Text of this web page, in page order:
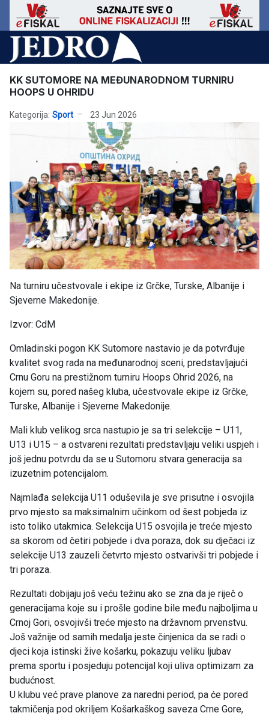
KK SUTOMORE NA MEĐUNARODNOM TURNIRU
HOOPS U OHRIDU
Kategorija: Sport 23 Jun 2026
Na turniru učestvovale i ekipe iz Grčke, Turske, Albanije i
Sjeverne Makedonije.
Izvor: CdM
Omladinski pogon KK Sutomore nastavio je da potvrđuje
kvalitet svog rada na međunarodnoj sceni, predstavljajući
Crnu Goru na prestižnom turniru Hoops Ohrid 2026, na
kojem su, pored našeg kluba, učestvovale ekipe iz Grčke,
Turske, Albanije i Sjeverne Makedonije.
Mali klub velikog srca nastupio je sa tri selekcije – U11,
U13 i U15 – a ostvareni rezultati predstavljaju veliki uspjeh i
još jednu potvrdu da se u Sutomoru stvara generacija sa
izuzetnim potencijalom.
Najmlađa selekcija U11 oduševila je sve prisutne i osvojila
prvo mjesto sa maksimalnim učinkom od šest pobjeda iz
isto toliko utakmica. Selekcija U15 osvojila je treće mjesto
sa skorom od četiri pobjede i dva poraza, dok su dječaci iz
selekcije U13 zauzeli četvrto mjesto ostvarivši tri pobjede i
tri poraza.
Rezultati dobijaju još veću težinu ako se zna da je riječ o
generacijama koje su i prošle godine bile među najboljima u
Crnoj Gori, osvojivši treće mjesto na državnom prvenstvu.
Još važnije od samih medalja jeste činjenica da se radi o
djeci koja istinski žive košarku, pokazuju veliku ljubav
prema sportu i posjeduju potencijal koji uliva optimizam za
budućnost.
U klubu već prave planove za naredni period, pa će pored
takmičenja pod okriljem Košarkaškog saveza Crne Gore,